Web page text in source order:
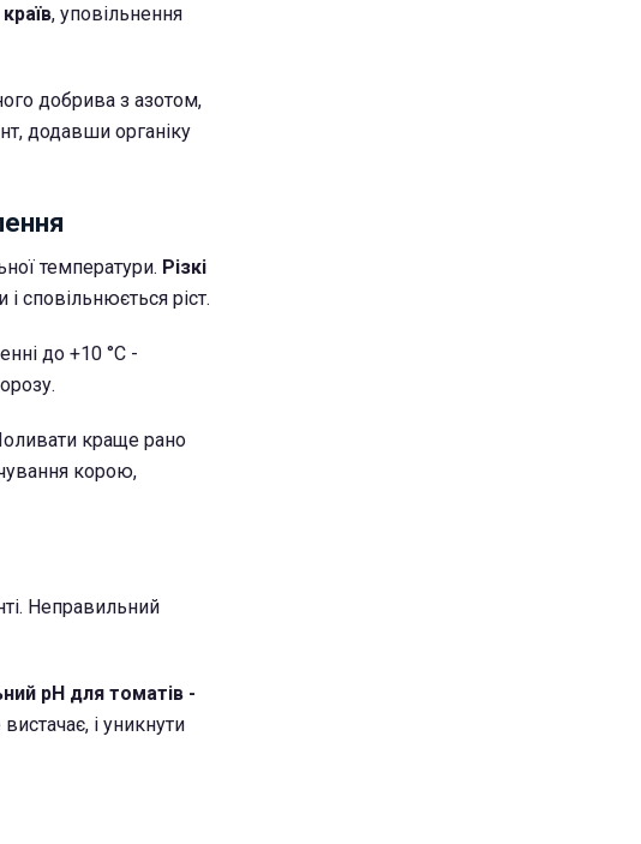
, уповільнення
добрива з азотом,
додавши органіку
температури. Різкі
сповільнюється ріст.
до +10 °C -
краще рано
корою,
Неправильний
pH для томатів -
і уникнути